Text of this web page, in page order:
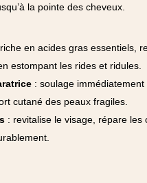
la pointe des cheveux.
en acides gras essentiels,
estompant les rides et ridules.
: soulage immédiatement
cutané des peaux fragiles.
: revitalise le visage, répare les